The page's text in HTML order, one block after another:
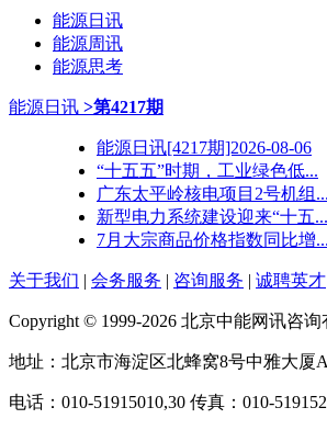
能源日讯
能源周讯
能源思考
能源日讯 >第4217期
能源日讯[4217期]2026-08-06
“十五五”时期，工业绿色低...
广东太平岭核电项目2号机组...
新型电力系统建设迎来“十五...
7月大宗商品价格指数同比增...
关于我们 | 会务服务 | 咨询服务 | 诚聘英才
Copyright © 1999-2026 北京中能网讯咨
地址：北京市海淀区北蜂窝8号中雅大厦
电话：010-51915010,30 传真：010-